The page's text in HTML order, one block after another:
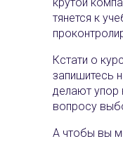
тянется к
Кстати о
запишитесь
делают упор
вопросу
А чтобы вы